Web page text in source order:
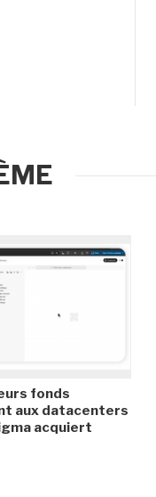
fonds
aux datacenters
acquiert